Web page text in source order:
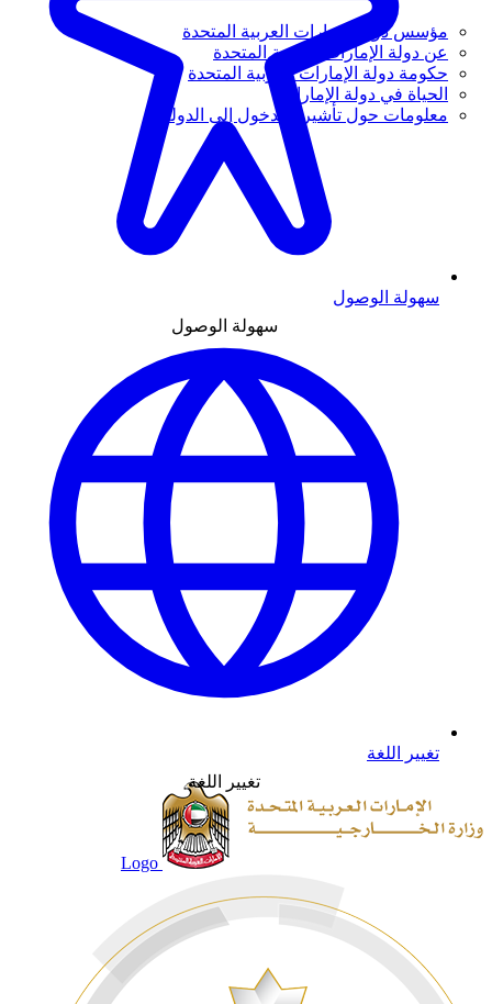
مؤسس دولة الإمارات العربية المتحدة
عن دولة الإمارات العربية المتحدة
حكومة دولة الإمارات العربية المتحدة
الحياة في دولة الإمارات
معلومات حول تأشيرة الدخول إلى الدولة
سهولة الوصول
سهولة الوصول
تغيير اللغة
تغيير اللغة
Logo